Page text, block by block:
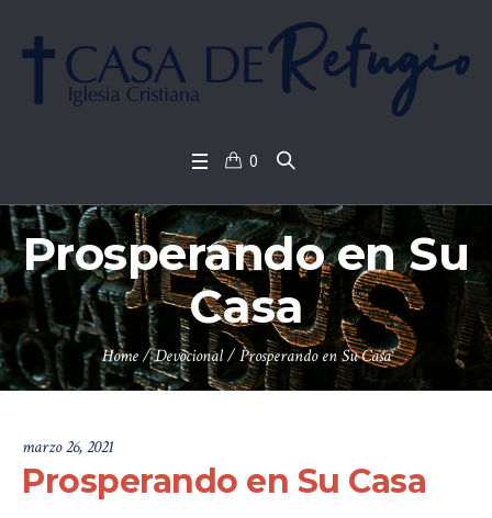
0
Prosperando en Su
Casa
Home /Devocional /Prosperando en Su Casa
marzo 26, 2021
Prosperando en Su Casa